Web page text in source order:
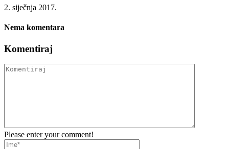
2. siječnja 2017.
Nema komentara
Komentiraj
Please enter your comment!